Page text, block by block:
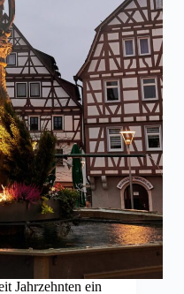
Jahrzehnten ein